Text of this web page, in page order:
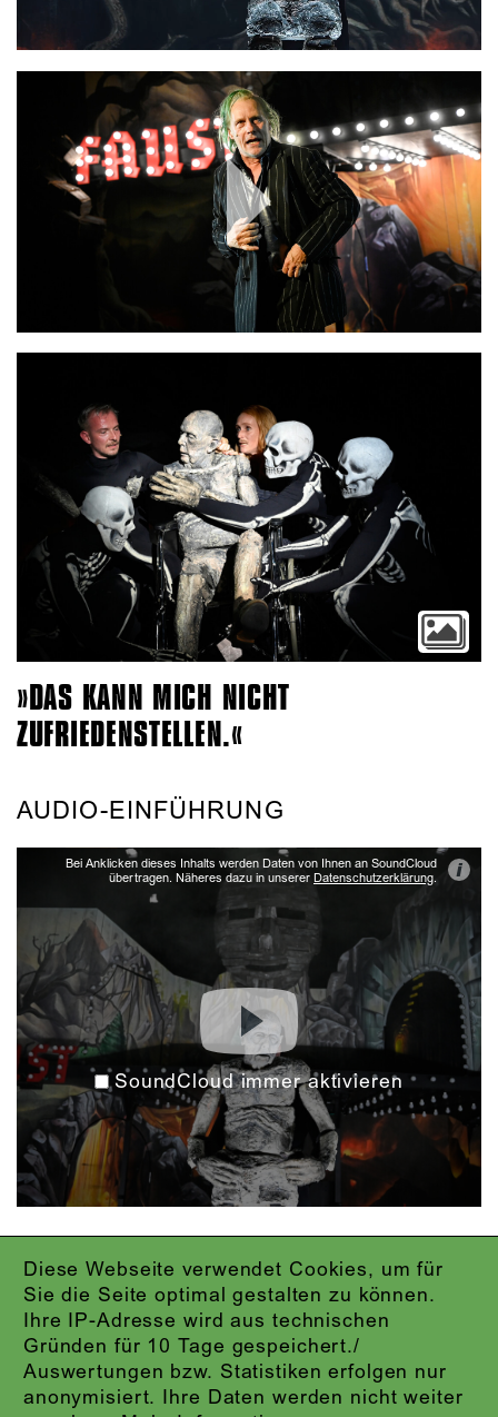
Diese Webseite verwendet Cookies, um für
Sie die Seite optimal gestalten zu können.
Ihre IP-Adresse wird aus technischen
Gründen für 10 Tage gespeichert./
Auswertungen bzw. Statistiken erfolgen nur
anonymisiert. Ihre Daten werden nicht weiter
Play
Video
DAS KANN MICH NICHT
ZUFRIEDENSTELLEN.
AUDIO-EINFÜHRUNG
Bei Anklicken dieses Inhalts werden Daten von Ihnen an SoundCloud
übertragen. Näheres dazu in unserer Datenschutzerklärung. i
SoundCloud immer aktivieren
IMPRESSUM
DATENSCHUTZ
AGB
KONTAKT
ABO-LOGIN